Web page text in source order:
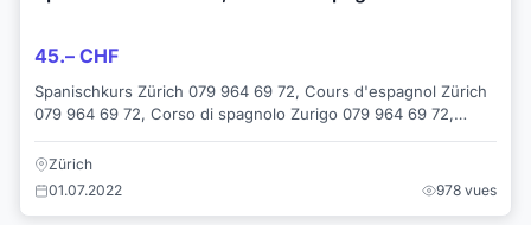
45.– CHF
Spanischkurs Zürich 079 964 69 72, Cours d'espagnol Zürich
079 964 69 72, Corso di spagnolo Zurigo 079 964 69 72,
Zürich
01.07.2022
978 vues